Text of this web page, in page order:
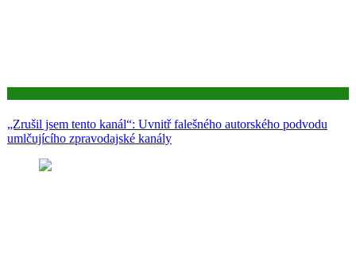
„Zrušil jsem tento kanál“: Uvnitř falešného autorského podvodu
umlčujícího zpravodajské kanály